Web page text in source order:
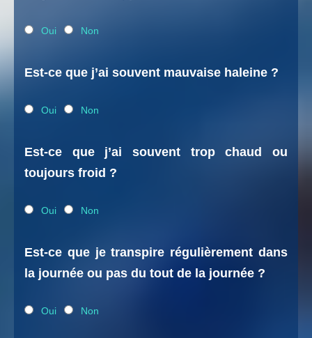
Oui Non
Est-ce que j’ai souvent mauvaise haleine ?
Oui Non
Est-ce que j’ai souvent trop chaud ou
toujours froid ?
Oui Non
Est-ce que je transpire régulièrement dans
la journée ou pas du tout de la journée ?
Oui Non